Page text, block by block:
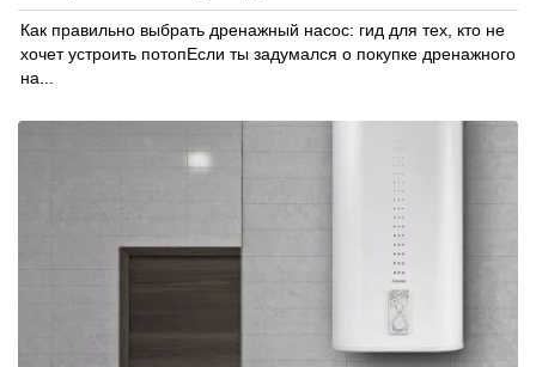
Как правильно выбрать дренажный насос: гид для тех, кто не
хочет устроить потопЕсли ты задумался о покупке дренажного
на...